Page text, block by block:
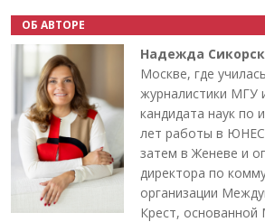
ОБ АВТОРЕ
Надежда
Москве, где
журналистики МГУ
кандидата наук по
лет работы в
затем в Женеве и
директора по
организации
Крест,